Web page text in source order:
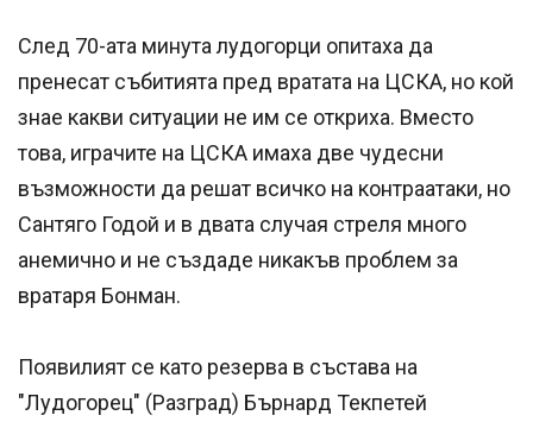
След 70-ата минута лудогорци опитаха да
пренесат събитията пред вратата на ЦСКА, но кой
знае какви ситуации не им се откриха. Вместо
това, играчите на ЦСКА имаха две чудесни
възможности да решат всичко на контраатаки, но
Сантяго Годой и в двата случая стреля много
анемично и не създаде никакъв проблем за
вратаря Бонман.
Появилият се като резерва в състава на
"Лудогорец" (Разград) Бърнард Текпетей